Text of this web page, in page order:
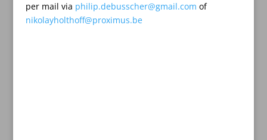
per mail via philip.debusscher@gmail.com of
nikolayholthoff@proximus.be